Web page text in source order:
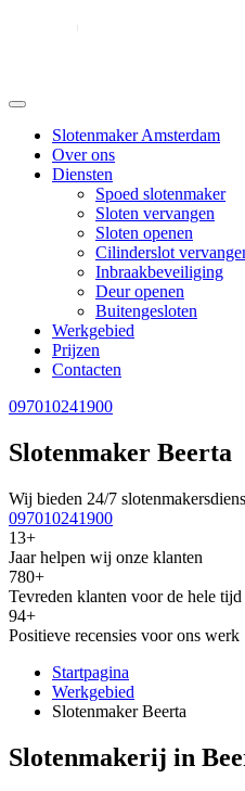
Slotenmaker Amsterdam
Over ons
Diensten
Spoed slotenmaker
Sloten vervangen
Sloten openen
Cilinderslot
Inbraakbeveiliging
Deur openen
Buitengesloten
Werkgebied
Prijzen
Contacten
097010241900
Slotenmaker Beerta
Wij bieden 24/7
097010241900
13+
Jaar helpen wij onze klanten
780+
Tevreden klanten voor de hele
94+
Positieve recensies voor ons werk
Startpagina
Werkgebied
Slotenmaker Beerta
Slotenmakerij in